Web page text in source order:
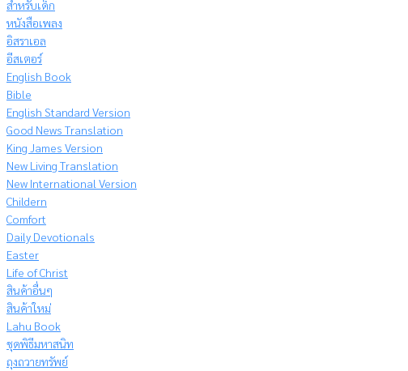
สำหรับเด็ก
หนังสือเพลง
อิสราเอล
อีสเตอร์
English Book
Bible
English Standard Version
Good News Translation
King James Version
New Living Translation
New International Version
Childern
Comfort
Daily Devotionals
Easter
Life of Christ
สินค้าอื่นๆ
สินค้าใหม่
Lahu Book
ชุดพิธีมหาสนิท
ถุงถวายทรัพย์